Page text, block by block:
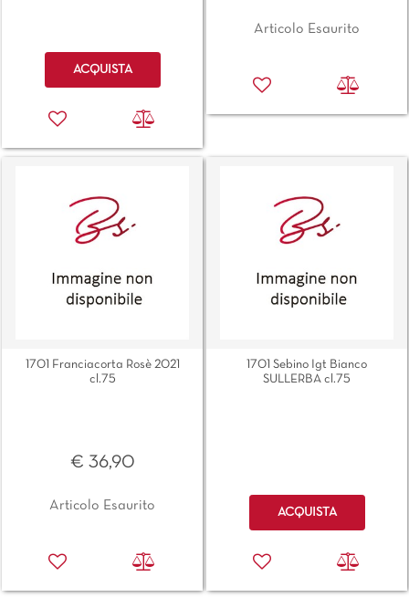
Quantità
ACQUISTA
Articolo Esaurito
1701 Franciacorta Rosè 2021
cl.75
€ 36,90
Articolo Esaurito
1701 Sebino Igt Bianco
SULLERBA cl.75
Quantità
ACQUISTA